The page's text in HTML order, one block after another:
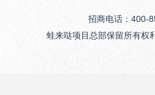
招商电话：400-
蛙来哒项目总部保留所有权